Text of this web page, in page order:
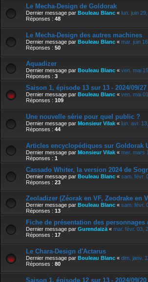
Le Mecha-Design de Goldorak
Dernier message par Bouleau Blanc « lun. juin
Réponses : 48
Le Mecha-Design des autres machines
Dernier message par Bouleau Blanc « mar. juin
Réponses : 50
Aquadizer
Dernier message par Bouleau Blanc « ven. mai
Réponses : 3
Saison 1, épisode 13 sur 13 - 2024/09/27
Dernier message par Bouleau Blanc « ven. mai
Réponses : 109
Une nouvelle série pour quel public ?
Dernier message par Monsieur Vilak « lun. avr.
Réponses : 44
Articles encyclopédiques sur Goldorak
Dernier message par Monsieur Vilak « mer. mars
Réponses : 1
Cassado Whiter, la version 2024 de
Dernier message par Bouleau Blanc « sam. févr.
Réponses : 23
Zeoladizer (Zéorak en VF, Zeodrake en
Dernier message par Bouleau Blanc « sam. févr.
Réponses : 13
Fiche de présentation des personnages
Dernier message par Gurendaizä « mar. févr. 03,
Réponses : 17
Le Chara-Design d'Actarus
Dernier message par Bouleau Blanc « dim. janv.
Réponses : 80
Saison 1, épisode 12 sur 13 - 2024/09/20